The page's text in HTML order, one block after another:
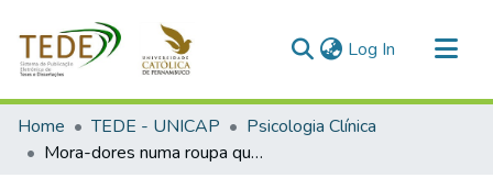
Log In (current)
Communities & Collections
All of DSpace
Home TEDE - UNICAP
Psicologia Clínica
Mora-dores numa roupa que pode se rasgar: vozes do povo camponês acerca do habitar na transposição do rio São Francisco.